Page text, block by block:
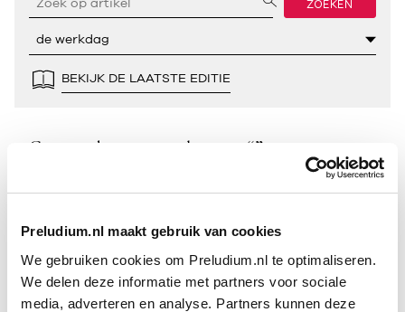
Preludium.nl maakt gebruik van cookies
We gebruiken cookies om Preludium.nl te optimaliseren.
We delen deze informatie met partners voor sociale
media, adverteren en analyse. Partners kunnen deze
ZOEKEN
BEKIJK DE LAATSTE EDITIE
Geen resultaten gevonden voor “”.